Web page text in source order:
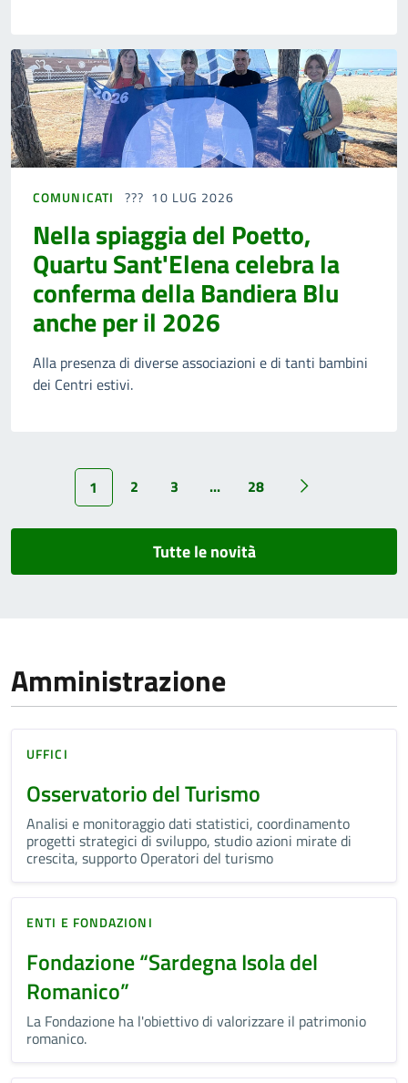
COMUNICATI 10 LUG 2026
Nella spiaggia del Poetto,
Quartu Sant'Elena celebra la
conferma della Bandiera Blu
anche per il 2026
Alla presenza di diverse associazioni e di tanti bambini
dei Centri estivi.
1 2 3 ... 28
Tutte le novità
Amministrazione
UFFICI
Osservatorio del Turismo
Analisi e monitoraggio dati statistici, coordinamento
progetti strategici di sviluppo, studio azioni mirate di
crescita, supporto Operatori del turismo
ENTI E FONDAZIONI
Fondazione “Sardegna Isola del
Romanico”
La Fondazione ha l'obiettivo di valorizzare il patrimonio
romanico.